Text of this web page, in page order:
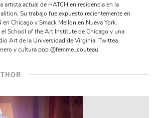
artista actual de HATCH en residencia en la
Su trabajo fue expuesto recientemente en
en Chicago y Smack Mellon en Nueva York.
el School of the Art Institute de Chicago y una
Art de la Universidad de Virginia. Twittea
y cultura pop @femme_couteau